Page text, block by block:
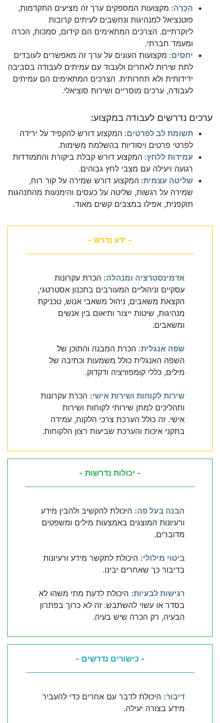
הַכָּרָה: מקצועות המספקים ערך זה מציעים התקדמות,
פוטנציאל למנהיגות ונחשבים לעיתים קרובות
ליוקרתיים. הצרכים המתאימים הם קידום, סמכות, הכרה
ומעמד חברתי.
יחסים: מקצועות העונים על ערך זה מאפשרים לעובדים
לתת שירות לאחרים ולעבוד עם עמיתים לעבודה בסביבה
ידידותית ולא תחרותית. הצרכים המתאימים הם עמיתים
לעבודה, ערכים מוסריים ושירות סוציאלי.
ערכים נדרשים לעבודה במקצוע:
תשומת לב לפרטים: המקצוע דורש להקפיד על ירידה
לפרטי פרטים ויסודיות בהשלמת משימות.
עמידות ללחץ: המקצוע דורש קבלת ביקורת והתמודדות
רגועה ויעילה עם מצבי לחץ גבוהים.
שליטה עצמית: המקצוע דורש שמירה על קור רוח,
שמירה על רגשות, שליטה על כעסים והימנעות מהתנהגות
תוקפנית, אפילו במצבים קשים מאוד.
- ידע נדרש -
אדמינסטרציה ומנהלה: הכרת עקרונות
עסקיים וניהוליים המעורבים בתכנון אסטרטגי,
הקצאת משאבים, ניהול משאבי אנוש, טכניקת
מנהיגות, שיטות ייצור ותיאום בין אנשים
ומשאבים.
שפה אנגלית: הכרת המבנה והתוכן של
השפה האנגלית כולל משמעות וכתיבה של
מילים, כללי קומפוזיציה ודקדוק.
שירות לקוחות ושירות אישי: הכרת עקרונות
ותהליכים למתן שירותי לקוחות ושירות
אישי. זה כולל הערכת צרכי הלקוח, עמידה
בתקני איכות והערכת שביעות רצון הלקוחות.
- יכולות נדרשות -
הבנה בעל פה: היכולת להקשיב ולהבין מידע
ורעיונות המוצגים באמצעות מילים ומשפטים
מדוברים.
ביטוי מילולי: היכולת לתקשר מידע ורעיונות
בדיבור כך שאחרים יבינו.
רגישות לבעיות: היכולת לדעת מתי משהו לא
בסדר או עשוי להשתבש. זה לא כרוך בפתרון
הבעיה, רק הכרה שיש בעיה.
- כישורים נדרשים -
דיבור: היכולת לדבר עם אחרים כדי להעביר
מידע בצורה יעילה.